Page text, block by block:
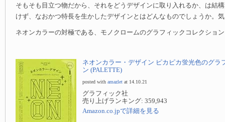
そもそも目立つ物だから、それをどうデザインに取り入れるか、は結
けず、なおかつ特長を生かしたデザインとはどんなものでしょうか。
ネオンカラーの対極である、モノクロームのグラフィックコレクショ
ネオンカラー・デザイン ピカピカ蛍光色のグラ
ン (PALETTE)
posted with amazlet at 14.10.21
グラフィック社
売り上げランキング: 359,943
Amazon.co.jpで詳細を見る